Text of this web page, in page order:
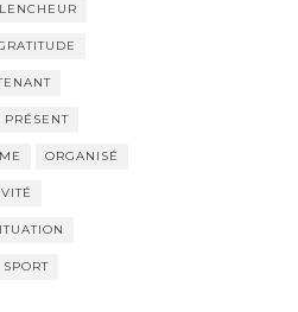
ORGANISÉ
SPORT